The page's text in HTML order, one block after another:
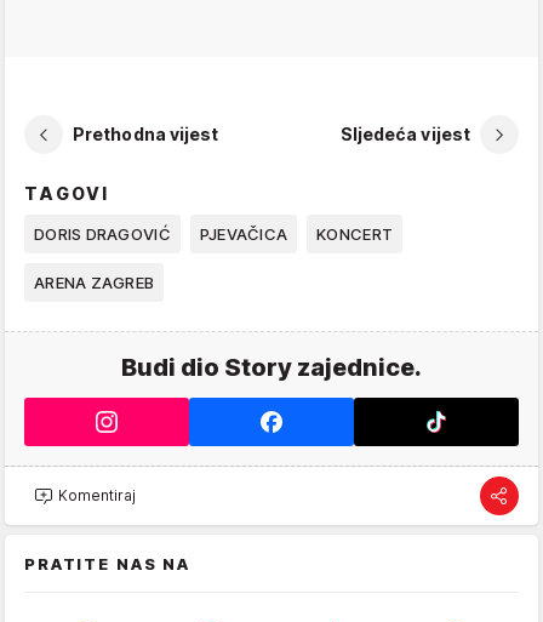
Prethodna vijest Sljedeća vijest
TAGOVI
DORIS DRAGOVIĆ PJEVAČICA KONCERT
ARENA ZAGREB
Budi dio Story zajednice.
Komentiraj
PRATITE NAS NA